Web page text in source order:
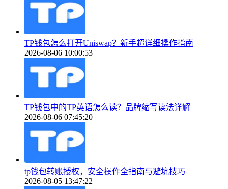
TP钱包怎么打开Uniswap？新手超详细操作指南
2026-08-06 10:00:53
TP钱包中的TP英语怎么读？品牌缩写读法详解
2026-08-06 07:45:20
tp钱包转账授权，安全操作全指南与避坑技巧
2026-08-05 13:47:22